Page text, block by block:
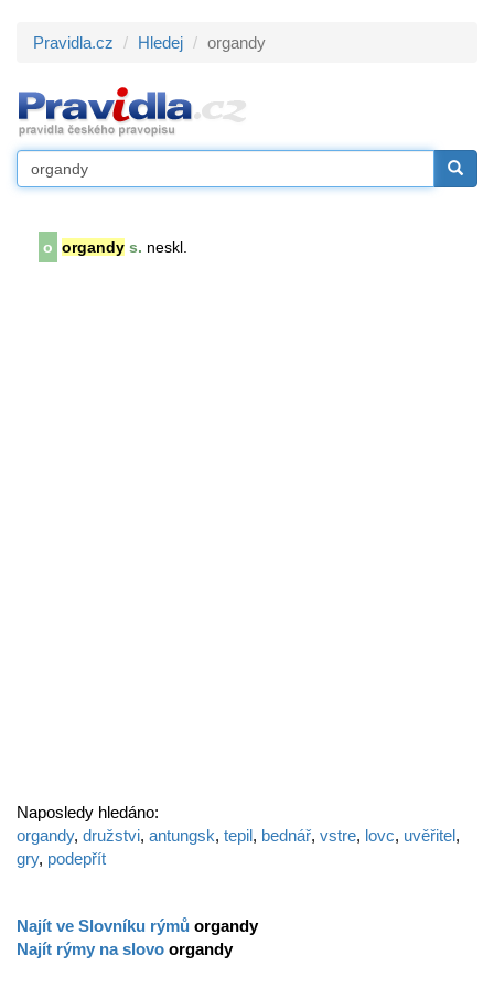
Pravidla.cz Hledej organdy
o organdy s. neskl.
Naposledy hledáno:
organdy, družstvi, antungsk, tepil, bednář, vstre, lovc, uvěřitel,
gry, podepřít
Najít ve Slovníku rýmů organdy
Najít rýmy na slovo organdy